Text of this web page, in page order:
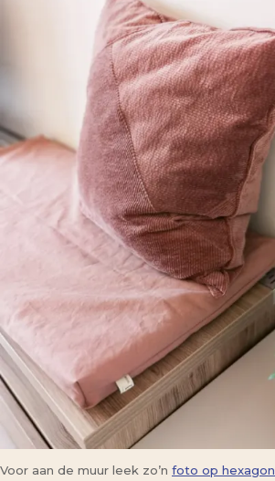
Voor aan de muur leek zo’n foto op hexagon